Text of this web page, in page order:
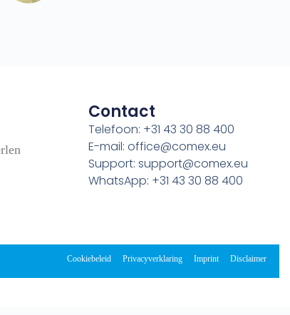
Contact
Telefoon: +31 43 30 88 400
E-mail: office@comex.eu
Support: support@comex.eu
WhatsApp: +31 43 30 88 400
Cookiebeleid Privacyverklaring Imprint Disclaimer